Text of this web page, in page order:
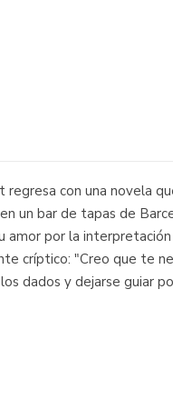
con una novela
un bar de tapas de
por la interpretación
críptico: "Creo que te
dados y dejarse guiar